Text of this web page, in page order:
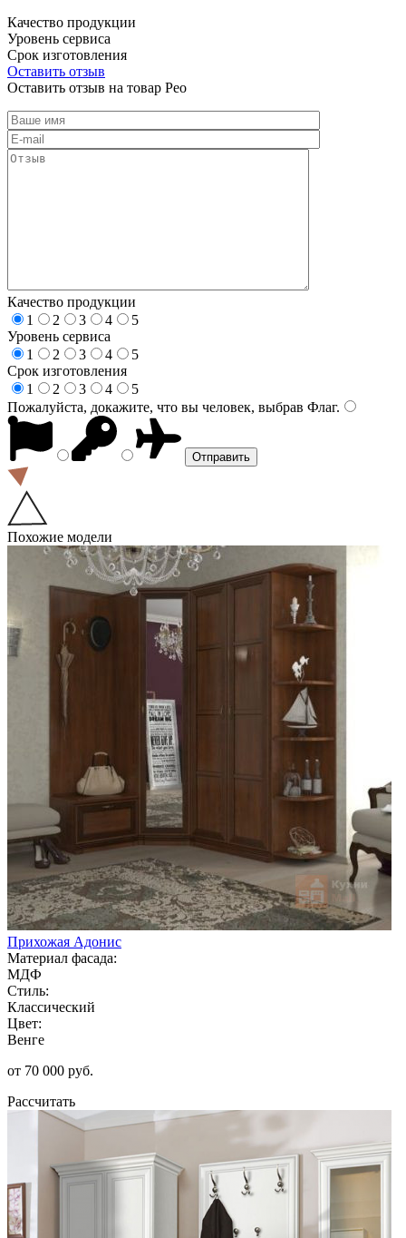
Качество продукции
Уровень сервиса
Срок изготовления
Оставить отзыв
Оставить отзыв на товар Рео
Качество продукции
1
2 3 4
5
Уровень сервиса
1
2 3 4
5
Срок изготовления
1
2 3 4
5
Пожалуйста, докажите, что вы человек, выбрав Флаг.
Похожие модели
Прихожая Адонис
Материал фасада:
МДФ
Стиль:
Классический
Цвет:
Венге
от 70 000 руб.
Рассчитать